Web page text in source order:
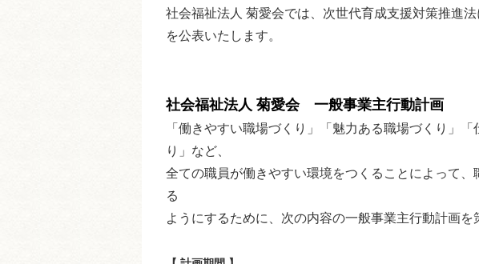
社会福祉法人 菊愛会では、次世代育成支援対策推進
を公表いたします。
社会福祉法人 菊愛会 一般事業主行動計画
「働きやすい職場づくり」「魅力ある職場づくり」
り」など、
全ての職員が働きやすい環境をつくることによって、
る
ようにするために、次の内容の一般事業主行動計画を